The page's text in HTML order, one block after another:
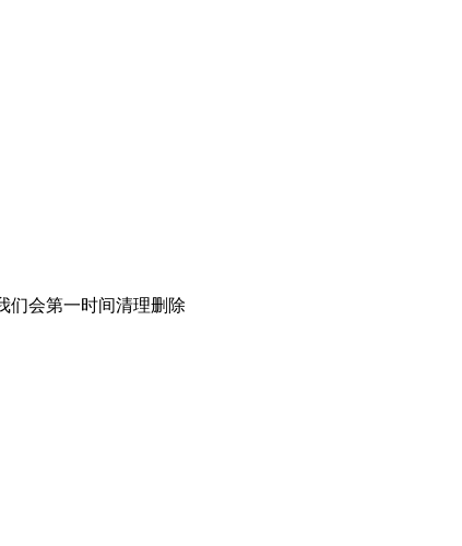
们会第一时间清理删除